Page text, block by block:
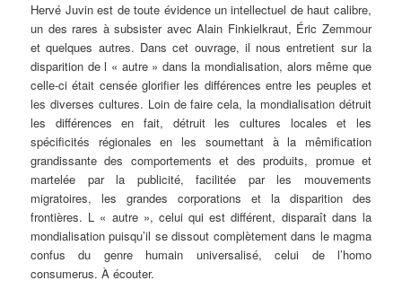
Hervé Juvin est de toute évidence un intellectuel de haut calibre,
un des rares à subsister avec Alain Finkielkraut, Éric Zemmour
et quelques autres. Dans cet ouvrage, il nous entretient sur la
disparition de l « autre » dans la mondialisation, alors même que
celle-ci était censée glorifier les différences entre les peuples et
les diverses cultures. Loin de faire cela, la mondialisation détruit
les différences en fait, détruit les cultures locales et les
spécificités régionales en les soumettant à la mêmification
grandissante des comportements et des produits, promue et
martelée par la publicité, facilitée par les mouvements
migratoires, les grandes corporations et la disparition des
frontières. L « autre », celui qui est différent, disparaît dans la
mondialisation puisqu’il se dissout complètement dans le magma
confus du genre humain universalisé, celui de l’homo
consumerus. À écouter.